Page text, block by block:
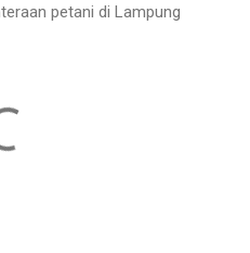
petani di Lampung